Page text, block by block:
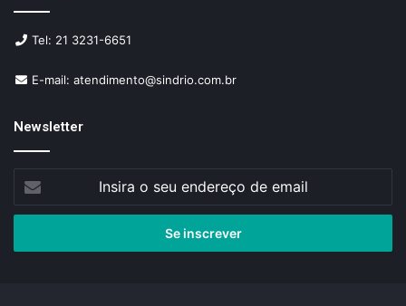
Tel: 21 3231-6651
E-mail: atendimento@sindrio.com.br
Newsletter
seu
de